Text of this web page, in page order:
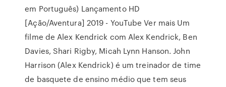
em Português) Lançamento HD
[Ação/Aventura] 2019 - YouTube Ver mais Um
filme de Alex Kendrick com Alex Kendrick, Ben
Davies, Shari Rigby, Micah Lynn Hanson. John
Harrison (Alex Kendrick) é um treinador de time
de basquete de ensino médio que tem seus